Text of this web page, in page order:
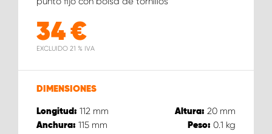
34€
EXCLUIDO 21 % IVA
DIMENSIONES
Longitud: 112 mm Altura: 20 mm
Anchura: 115 mm Peso: 0.1 kg